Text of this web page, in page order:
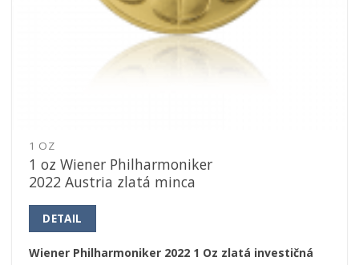
1 OZ
1 oz Wiener Philharmoniker
2022 Austria zlatá minca
DETAIL
Wiener Philharmoniker 2022 1 Oz zlatá investičná